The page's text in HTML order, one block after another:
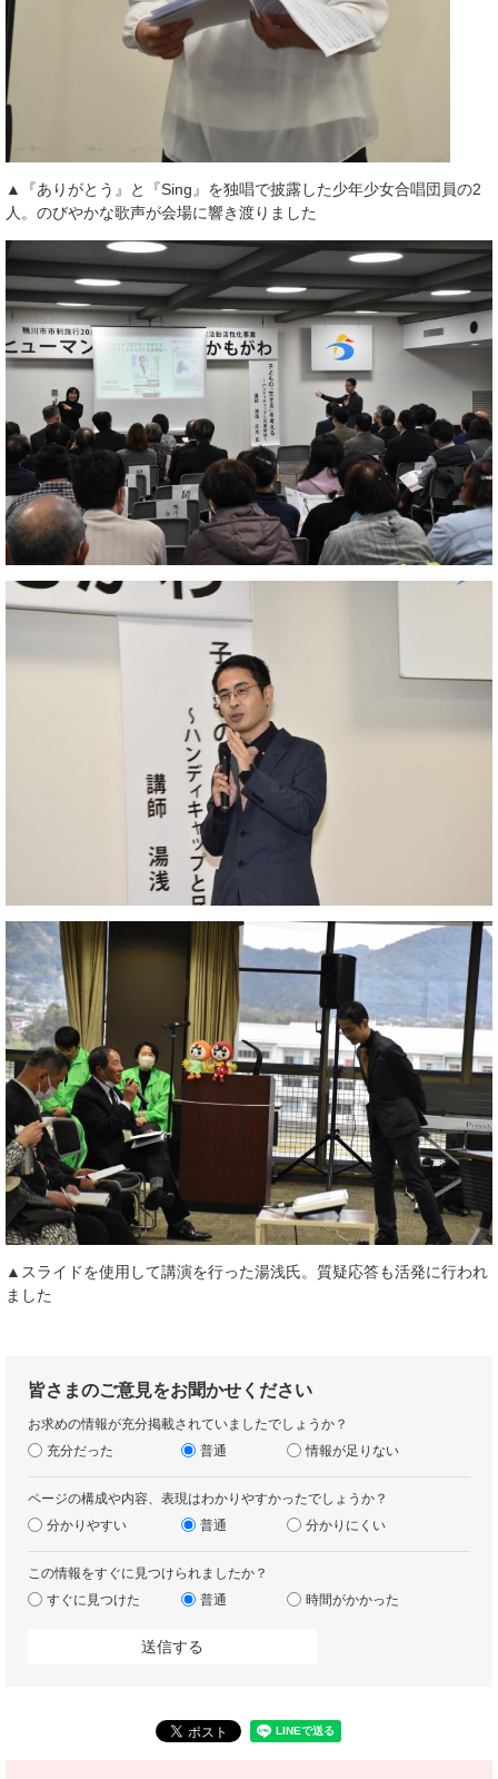
▲『ありがとう』と『Sing』を独唱で披露した少年少女合唱団員の2
人。のびやかな歌声が会場に響き渡りました
▲スライドを使用して講演を行った湯浅氏。質疑応答も活発に行われ
ました
皆さまのご意見をお聞かせください
お求めの情報が充分掲載されていましたでしょうか？
充分だった
普通 情報が足りない
ページの構成や内容、表現はわかりやすかったでしょうか？
分かりやすい
普通 分かりにくい
この情報をすぐに見つけられましたか？
すぐに見つけた
普通 時間がかかった